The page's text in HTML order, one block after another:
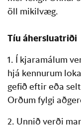
öll mikilvæg.
Tíu áhersluatriði
1. Í kjaramálum
hjá kennurum
gefið eftir eða
Orðum fylgi
2. Unnið verði